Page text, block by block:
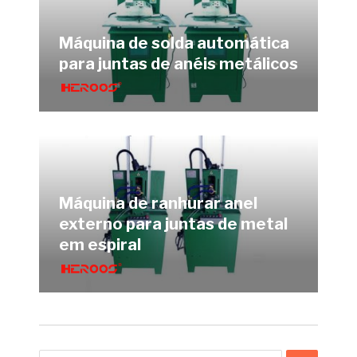
Máquina de solda automática
para juntas de anéis metálicos
Máquina de ranhurar anel
externo para juntas de metal
em espiral